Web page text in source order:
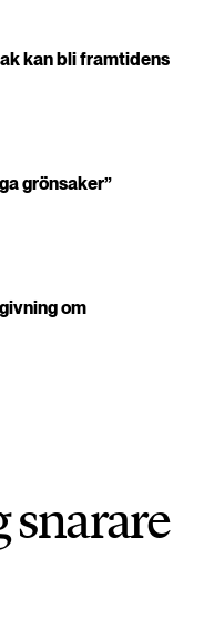
kan bli framtidens
grönsaker”
om
snarare